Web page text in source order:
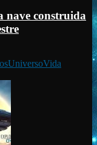
nave construida
UniversoVida